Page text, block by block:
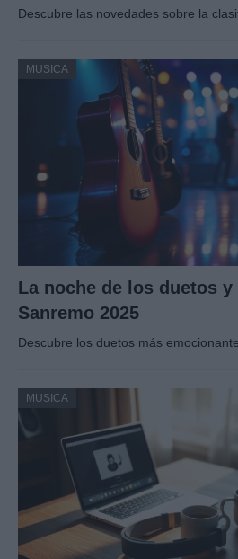
Descubre las novedades sobre la
MUSICA
La noche de los duetos
Sanremo 2025
Descubre los duetos más
MUSICA